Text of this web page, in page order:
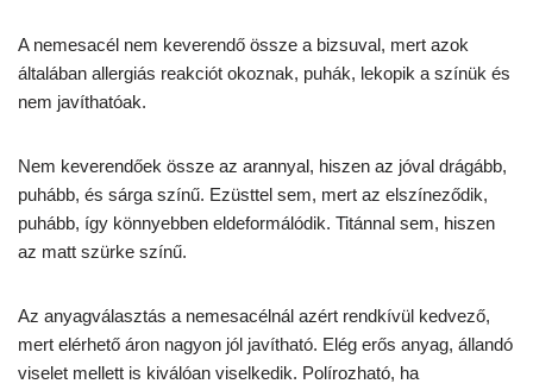
A nemesacél nem keverendő össze a bizsuval, mert azok
általában allergiás reakciót okoznak, puhák, lekopik a színük és
nem javíthatóak.
Nem keverendőek össze az arannyal, hiszen az jóval drágább,
puhább, és sárga színű. Ezüsttel sem, mert az elszíneződik,
puhább, így könnyebben eldeformálódik. Titánnal sem, hiszen
az matt szürke színű.
Az anyagválasztás a nemesacélnál azért rendkívül kedvező,
mert elérhető áron nagyon jól javítható. Elég erős anyag, állandó
viselet mellett is kiválóan viselkedik. Polírozható, ha